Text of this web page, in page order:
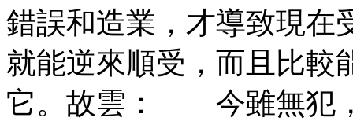
錯誤和造業，才導致現在
就能逆來順受，而且比較
它。故雲： 今雖無